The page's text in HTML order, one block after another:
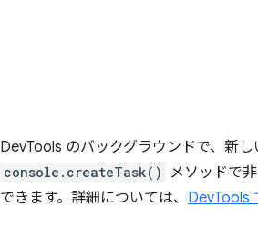
DevTools のバックグラウンドで、新
console.createTask()
メソッドで
できます。詳細については、 DevTools